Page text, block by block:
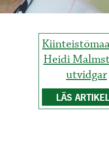
Heidi
utvidgar
LÄS